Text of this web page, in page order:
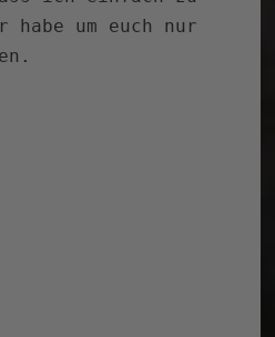
um euch nur